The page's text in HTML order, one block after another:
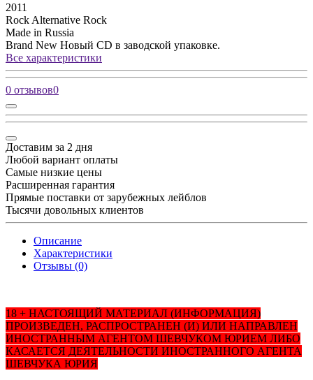
2011
Rock Alternative Rock
Made in Russia
Brand New Новый CD в заводской упаковке.
Все характеристики
0 отзывов0
Доставим за 2 дня
Любой вариант оплаты
Самые низкие цены
Расширенная гарантия
Прямые поставки от зарубежных лейблов
Тысячи довольных клиентов
Описание
Характеристики
Отзывы (0)
18 + НАСТОЯЩИЙ МАТЕРИАЛ (ИНФОРМАЦИЯ)
ПРОИЗВЕДЕН, РАСПРОСТРАНЕН (И) ИЛИ НАПРАВЛЕН
ИНОСТРАННЫМ АГЕНТОМ ШЕВЧУКОМ ЮРИЕМ ЛИБО
КАСАЕТСЯ ДЕЯТЕЛЬНОСТИ ИНОСТРАННОГО АГЕНТА
ШЕВЧУКА ЮРИЯ